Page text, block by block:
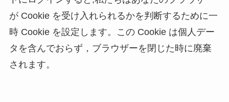
が Cookie を受け入れられるかを判断するために一
時 Cookie を設定します。この Cookie は個人デー
タを含んでおらず，ブラウザーを閉じた時に廃棄
されます。